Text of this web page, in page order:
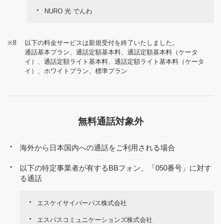
NURO 光 でんわ
※8
以下の料金サービスは新規受付を終了いたしました。
通話基本プラン、通話定額基本料、通話定額基本料（ケータ
イ）、通話定額ライト基本料、通話定額ライト基本料（ケータ
イ）、ホワイトプラン、標準プラン
無料通話対象外
海外から日本国内への通話をご利用される場合
以下の特定事業者が有するBBフォン、「050番号」に対す
る通話
エスケイサイバーパス株式会社
エスパスコミュニケーションズ株式会社